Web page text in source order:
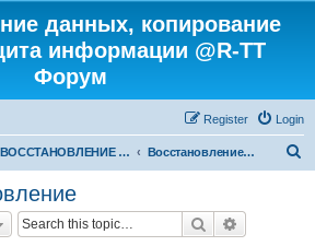
данных, копирование
информации @R-TT
Форум
Login
Register
ВОССТАНОВЛЕНИЕ ДАННЫХ И УДАЛЕННЫХ ФАЙЛОВ Восстановление RAID
Search